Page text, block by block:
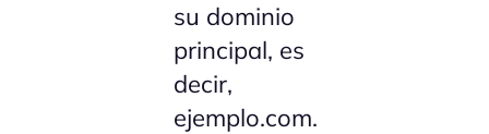
su dominio
principal, es
decir,
ejemplo.com.